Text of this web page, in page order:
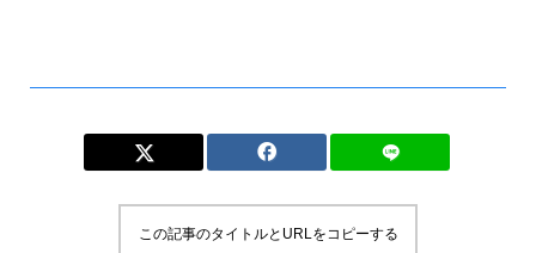
この記事のタイトルとURLをコピーする